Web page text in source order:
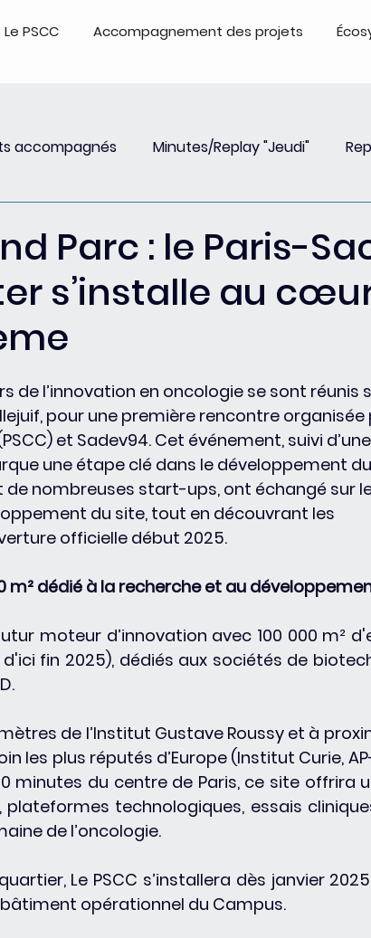
Le PSCC Accompagnement des projets
accompagnés Minutes/Replay "Jeudi"
Parc : le Paris-
s’installe au
de l’innovation en oncologie se sont réunis
pour une première rencontre organisée
et Sadev94. Cet événement, suivi
une étape clé dans le développement du
nombreuses start-ups, ont échangé sur
du site, tout en découvrant les
officielle début 2025.
m² dédié à la recherche et au
moteur d’innovation avec 100 000 m²
fin 2025), dédiés aux sociétés de
de l’Institut Gustave Roussy et à
les plus réputés d’Europe (Institut Curie, AP-
minutes du centre de Paris, ce site offrira
technologiques, essais
de l’oncologie.
Le PSCC s’installera dès janvier
bâtiment opérationnel du Campus.